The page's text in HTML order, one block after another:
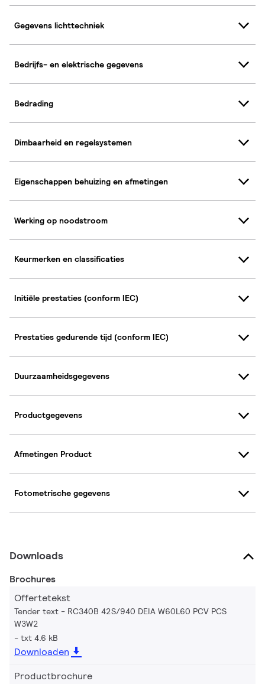
Gegevens lichttechniek
Bedrijfs- en elektrische gegevens
Bedrading
Dimbaarheid en regelsystemen
Eigenschappen behuizing en afmetingen
Werking op noodstroom
Keurmerken en classificaties
Initiële prestaties (conform IEC)
Prestaties gedurende tijd (conform IEC)
Duurzaamheidsgegevens
Productgegevens
Afmetingen Product
Fotometrische gegevens
Downloads
Brochures
Offertetekst
Tender text - RC340B 42S/940 DEIA W60L60 PCV PCS
W3W2
txt 4.6 kB
Downloaden
Productbrochure